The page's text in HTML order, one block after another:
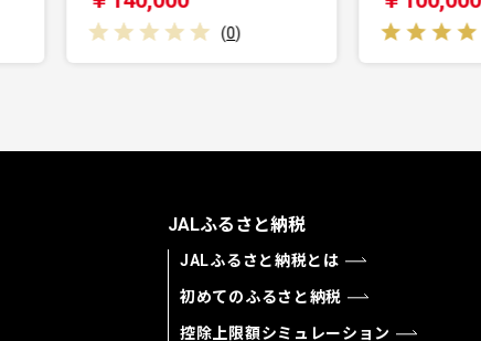
JALふるさと納税
JALふるさと納税とは
初めてのふるさと納税
控除上限額シミュレーション